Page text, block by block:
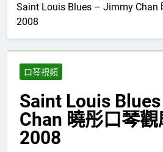
Saint Louis Blues – Jimmy Chan
2008
口琴視頻
Saint Louis
Chan 曉彤口琴
2008